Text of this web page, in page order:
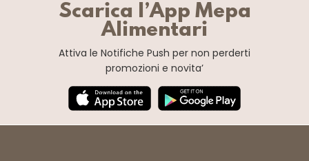
Scarica l’App Mepa
Alimentari
Attiva le Notifiche Push per non perderti
promozioni e novita’